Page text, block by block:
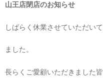
山王店閉店のお知らせ
しばらく休業させていただい
ました。
長らくご愛顧いただきました